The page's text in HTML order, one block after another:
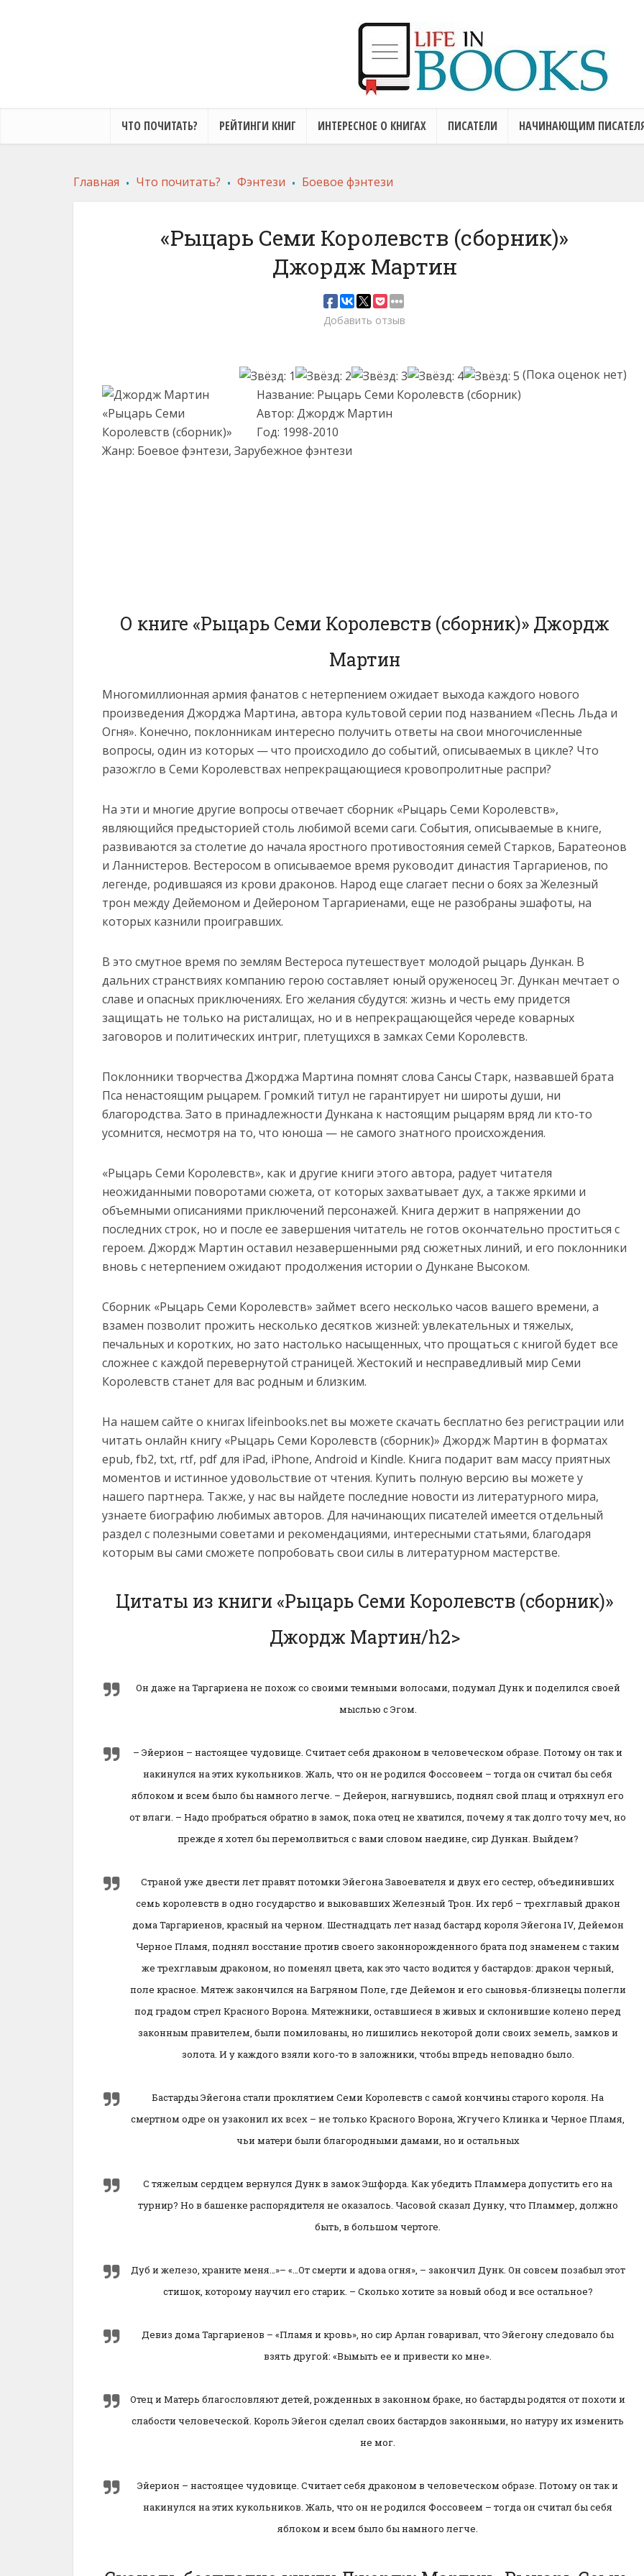
ЧТО ПОЧИТАТЬ? РЕЙТИНГИ КНИГ ИНТЕРЕСНОЕ О КНИГАХ ПИСАТЕЛИ НАЧИНАЮЩИМ
Главная . Что почитать? . Фэнтези . Боевое фэнтези
«Рыцарь Семи Королевств (сборник)»
Джордж Мартин
Добавить отзыв
(Пока оценок нет)
Название: Рыцарь Семи Королевств (сборник)
Автор: Джордж Мартин
Год: 1998-2010
Жанр: Боевое фэнтези, Зарубежное фэнтези
О книге «Рыцарь Семи Королевств (сборник)» Джордж
Мартин
Многомиллионная армия фанатов с нетерпением ожидает выхода каждого нового
произведения Джорджа Мартина, автора культовой серии под названием «Песнь Льда и
Огня». Конечно, поклонникам интересно получить ответы на свои многочисленные
вопросы, один из которых — что происходило до событий, описываемых в цикле? Что
разожгло в Семи Королевствах непрекращающиеся кровопролитные распри?
На эти и многие другие вопросы отвечает сборник «Рыцарь Семи Королевств»,
являющийся предысторией столь любимой всеми саги. События, описываемые в книге,
развиваются за столетие до начала яростного противостояния семей Старков, Баратеонов
и Ланнистеров. Вестеросом в описываемое время руководит династия Таргариенов, по
легенде, родившаяся из крови драконов. Народ еще слагает песни о боях за Железный
трон между Дейемоном и Дейероном Таргариенами, еще не разобраны эшафоты, на
которых казнили проигравших.
В это смутное время по землям Вестероса путешествует молодой рыцарь Дункан. В
дальних странствиях компанию герою составляет юный оруженосец Эг. Дункан мечтает о
славе и опасных приключениях. Его желания сбудутся: жизнь и честь ему придется
защищать не только на ристалищах, но и в непрекращающейся череде коварных
заговоров и политических интриг, плетущихся в замках Семи Королевств.
Поклонники творчества Джорджа Мартина помнят слова Сансы Старк, назвавшей брата
Пса ненастоящим рыцарем. Громкий титул не гарантирует ни широты души, ни
благородства. Зато в принадлежности Дункана к настоящим рыцарям вряд ли кто-то
усомнится, несмотря на то, что юноша — не самого знатного происхождения.
«Рыцарь Семи Королевств», как и другие книги этого автора, радует читателя
неожиданными поворотами сюжета, от которых захватывает дух, а также яркими и
объемными описаниями приключений персонажей. Книга держит в напряжении до
последних строк, но и после ее завершения читатель не готов окончательно проститься с
героем. Джордж Мартин оставил незавершенными ряд сюжетных линий, и его поклонники
вновь с нетерпением ожидают продолжения истории о Дункане Высоком.
Сборник «Рыцарь Семи Королевств» займет всего несколько часов вашего времени, а
взамен позволит прожить несколько десятков жизней: увлекательных и тяжелых,
печальных и коротких, но зато настолько насыщенных, что прощаться с книгой будет все
сложнее с каждой перевернутой страницей. Жестокий и несправедливый мир Семи
Королевств станет для вас родным и близким.
На нашем сайте о книгах lifeinbooks.net вы можете скачать бесплатно без регистрации или
читать онлайн книгу «Рыцарь Семи Королевств (сборник)» Джордж Мартин в форматах
epub, fb2, txt, rtf, pdf для iPad, iPhone, Android и Kindle. Книга подарит вам массу приятных
моментов и истинное удовольствие от чтения. Купить полную версию вы можете у
нашего партнера. Также, у нас вы найдете последние новости из литературного мира,
узнаете биографию любимых авторов. Для начинающих писателей имеется отдельный
раздел с полезными советами и рекомендациями, интересными статьями, благодаря
которым вы сами сможете попробовать свои силы в литературном мастерстве.
Цитаты из книги «Рыцарь Семи Королевств (сборник)»
Джордж Мартин/h2>
Он даже на Таргариена не похож со своими темными волосами, подумал Дунк и поделился своей
мыслью с Эгом.
– Эйерион – настоящее чудовище. Считает себя драконом в человеческом образе. Потому он так и
накинулся на этих кукольников. Жаль, что он не родился Фоссовеем – тогда он считал бы себя
яблоком и всем было бы намного легче. – Дейерон, нагнувшись, поднял свой плащ и отряхнул его
от влаги. – Надо пробраться обратно в замок, пока отец не хватился, почему я так долго точу меч, но
прежде я хотел бы перемолвиться с вами словом наедине, сир Дункан. Выйдем?
Страной уже двести лет правят потомки Эйегона Завоевателя и двух его сестер, объединивших
семь королевств в одно государство и выковавших Железный Трон. Их герб – трехглавый дракон
дома Таргариенов, красный на черном. Шестнадцать лет назад бастард короля Эйегона IV, Дейемон
Черное Пламя, поднял восстание против своего законнорожденного брата под знаменем с таким
же трехглавым драконом, но поменял цвета, как это часто водится у бастардов: дракон черный,
поле красное. Мятеж закончился на Багряном Поле, где Дейемон и его сыновья-близнецы полегли
под градом стрел Красного Ворона. Мятежники, оставшиеся в живых и склонившие колено перед
законным правителем, были помилованы, но лишились некоторой доли своих земель, замков и
золота. И у каждого взяли кого-то в заложники, чтобы впредь неповадно было.
Бастарды Эйегона стали проклятием Семи Королевств с самой кончины старого короля. На
смертном одре он узаконил их всех – не только Красного Ворона, Жгучего Клинка и Черное Пламя,
чьи матери были благородными дамами, но и остальных
С тяжелым сердцем вернулся Дунк в замок Эшфорда. Как убедить Пламмера допустить его на
турнир? Но в башенке распорядителя не оказалось. Часовой сказал Дунку, что Пламмер, должно
быть, в большом чертоге.
Дуб и железо, храните меня…»– «…От смерти и адова огня», – закончил Дунк. Он совсем позабыл этот
стишок, которому научил его старик. – Сколько хотите за новый обод и все остальное?
Девиз дома Таргариенов – «Пламя и кровь», но сир Арлан говаривал, что Эйегону следовало бы
взять другой: «Вымыть ее и привести ко мне».
Отец и Матерь благословляют детей, рожденных в законном браке, но бастарды родятся от похоти и
слабости человеческой. Король Эйегон сделал своих бастардов законными, но натуру их изменить
не мог.
Эйерион – настоящее чудовище. Считает себя драконом в человеческом образе. Потому он так и
накинулся на этих кукольников. Жаль, что он не родился Фоссовеем – тогда он считал бы себя
яблоком и всем было бы намного легче.